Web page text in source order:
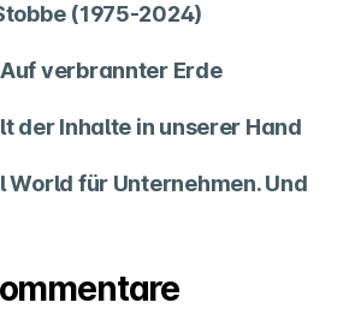
(1975-2024)
verbrannter Erde
der Inhalte in unserer Hand
World für Unternehmen. Und